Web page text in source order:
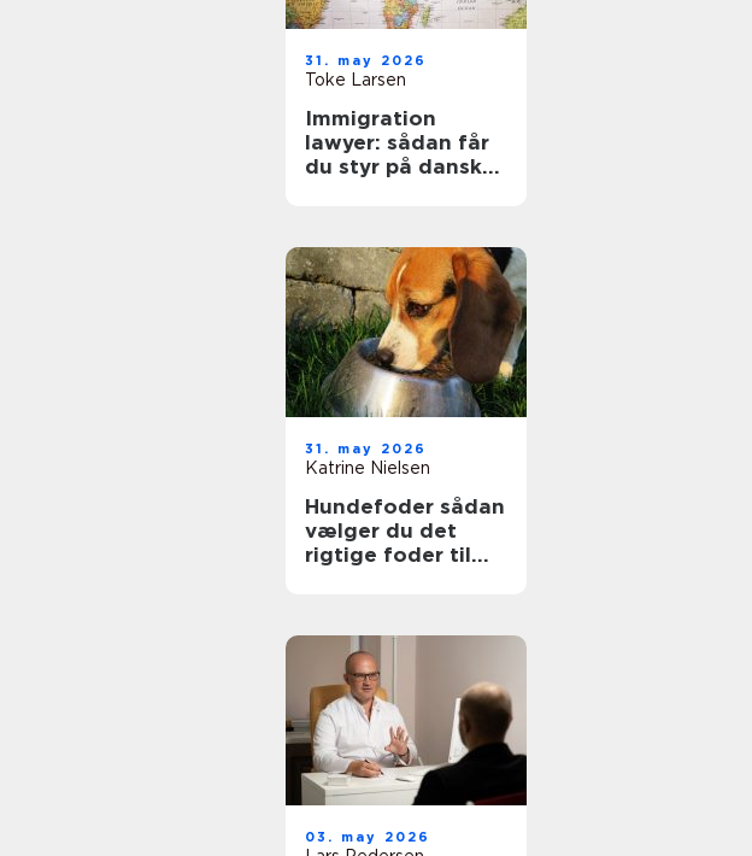
31. may 2026
Toke Larsen
Immigration
lawyer: sådan får
du styr på dansk
31. may 2026
Katrine Nielsen
Hundefoder sådan
vælger du det
rigtige foder til
03. may 2026